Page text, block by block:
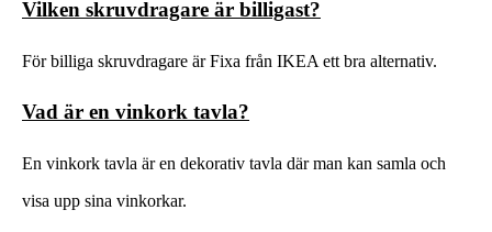
Vilken skruvdragare är billigast?
För billiga skruvdragare är Fixa från IKEA ett bra alternativ.
Vad är en vinkork tavla?
En vinkork tavla är en dekorativ tavla där man kan samla och
visa upp sina vinkorkar.